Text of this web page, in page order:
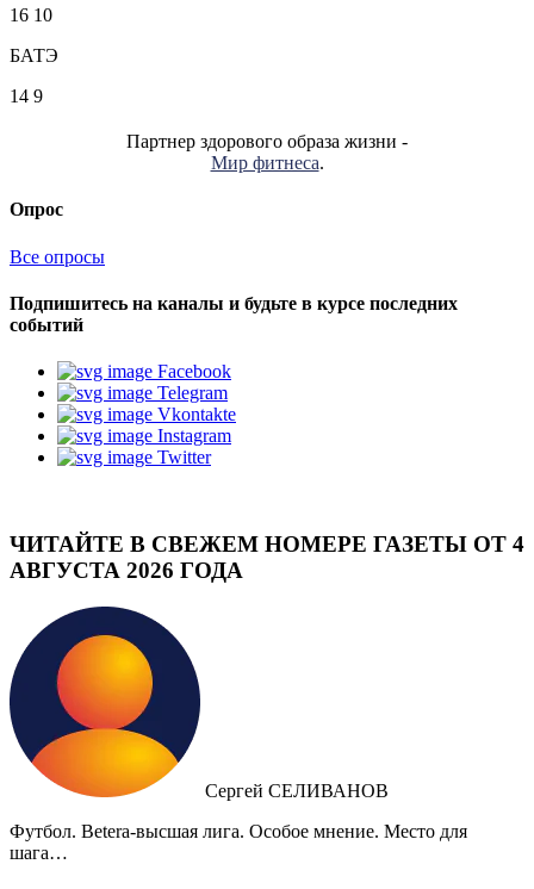
16 10
БАТЭ
14 9
Партнер здорового образа жизни -
Мир фитнеса.
Опрос
Все опросы
Подпишитесь на каналы и будьте в курсе последних
событий
Facebook
Telegram
Vkontakte
Instagram
Twitter
ЧИТАЙТЕ В СВЕЖЕМ НОМЕРЕ ГАЗЕТЫ ОТ 4
АВГУСТА 2026 ГОДА
Сергей СЕЛИВАНОВ
Футбол. Betera-высшая лига. Особое мнение. Место для
шага…